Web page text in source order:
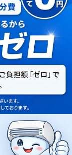
ら
料）
頼
収依頼